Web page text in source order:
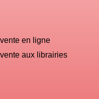
en ligne
aux librairies